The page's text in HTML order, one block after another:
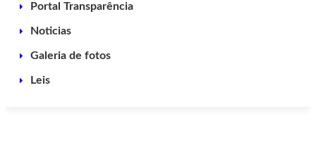
Portal Transparência
Noticias
Galeria de fotos
Leis